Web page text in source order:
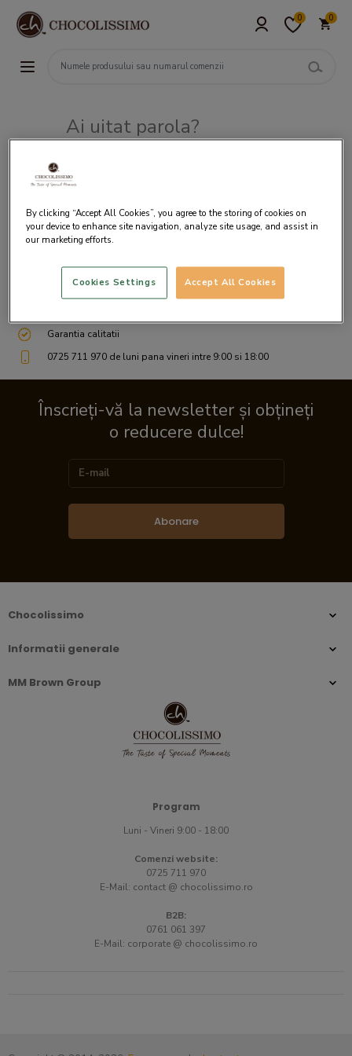
0 0
Ai uitat parola?
Livrare gratuita incepand cu 200 lei
Garantia calitatii
0725 711 970 de luni pana vineri intre 9:00 si 18:00
Înscrieți-vă la newsletter și obțineți
o reducere dulce!
Abonare
Chocolissimo
Informatii generale
MM Brown Group
Program
Luni - Vineri 9:00 - 18:00
Comenzi website:
0725 711 970
E-Mail: contact @ chocolissimo.ro
B2B:
0761 061 397
E-Mail: corporate @ chocolissimo.ro
By clicking “Accept All Cookies”, you agree to the storing of cookies on
your device to enhance site navigation, analyze site usage, and assist in
our marketing efforts.
Accept All Cookies
Cookies Settings